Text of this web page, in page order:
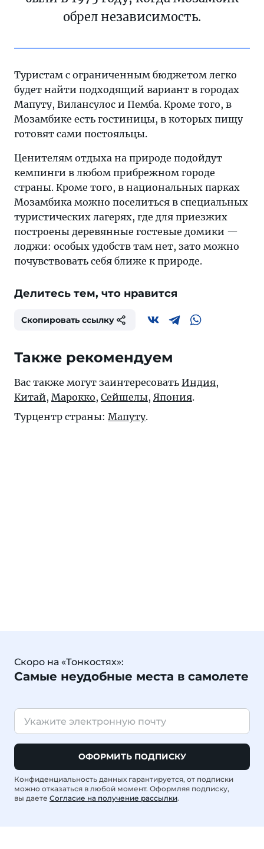
обрел независимость.
Туристам с ограниченным бюджетом легко
будет найти подходящий вариант в городах
Мапуту, Виланcулос и Пемба. Кроме того, в
Мозамбике есть гостиницы, в которых пищу
готовят сами постояльцы.
Ценителям отдыха на природе подойдут
кемпинги в любом прибрежном городе
страны. Кроме того, в национальных парках
Мозамбика можно поселиться в специальных
туристических лагерях, где для приезжих
построены деревянные гостевые домики —
лоджи: особых удобств там нет, зато можно
почувствовать себя ближе к природе.
Делитесь тем, что нравится
Скопировать ссылку
Также рекомендуем
Вас также могут заинтересовать Индия,
Китай, Марокко, Сейшелы, Япония.
Турцентр страны: Мапуту.
Скоро на «Тонкостях»:
Самые неудобные места в самолете
ОФОРМИТЬ ПОДПИСКУ
Конфиденциальность данных гарантируется, от подписки
можно отказаться в любой момент. Оформляя подписку,
вы даете Согласие на получение рассылки.